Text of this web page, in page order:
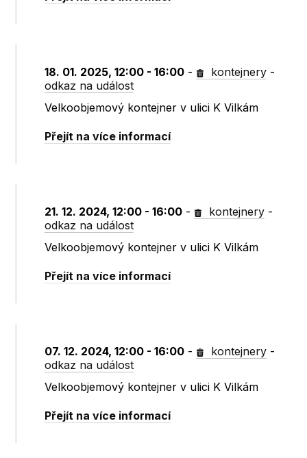
18. 01. 2025, 12:00 - 16:00 - kontejnery -
odkaz na událost
Velkoobjemový kontejner v ulici K Vilkám
Přejít na více informací
21. 12. 2024, 12:00 - 16:00 - kontejnery -
odkaz na událost
Velkoobjemový kontejner v ulici K Vilkám
Přejít na více informací
07. 12. 2024, 12:00 - 16:00 - kontejnery -
odkaz na událost
Velkoobjemový kontejner v ulici K Vilkám
Přejít na více informací